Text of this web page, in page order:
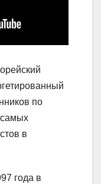
по
самых
в
года в